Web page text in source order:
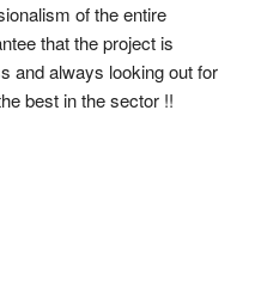
of the entire
that the project is
and always looking out for
best in the sector !!